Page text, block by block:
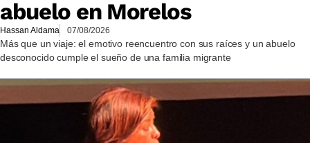
abuelo en Morelos
Hassan Aldama 07/08/2026
Más que un viaje: el emotivo reencuentro con sus raíces y un abuelo
desconocido cumple el sueño de una familia migrante